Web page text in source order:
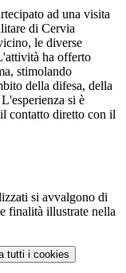
ad una visita
di Cervia
le diverse
ha offerto
stimolando
della difesa, della
si è
contatto diretto con il
si avvalgono di
finalità illustrate nella
tutti i cookies